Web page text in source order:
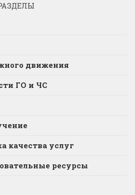
движения
ГО и ЧС
качества услуг
ресурсы